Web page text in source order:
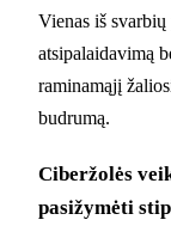
Vienas iš
atsipalaidavimą
raminamąjį
budrumą.
Ciberžolės
pasižymėti